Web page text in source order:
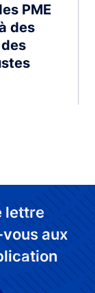
PME
des
lettre
aux